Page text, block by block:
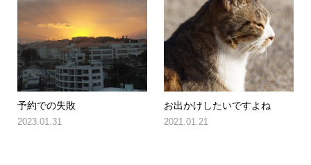
予約での失敗
2023.01.31
お出かけしたいですよね
2021.01.21